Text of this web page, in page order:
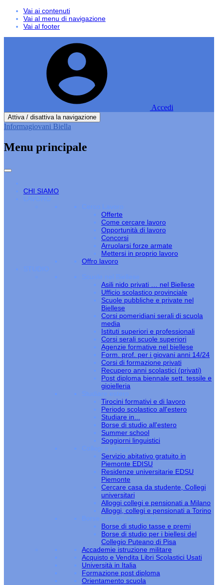
Vai ai contenuti
Vai al menu di navigazione
Vai al footer
Accedi
Attiva / disattiva la navigazione
Informagiovani Biella
Menu principale
CHI SIAMO
LAVORO
Cerco Lavoro
Offerte
Come cercare lavoro
Opportunità di lavoro
Concorsi
Arruolarsi forze armate
Mettersi in proprio lavoro
Offro lavoro
STUDIO
Scuole nel Biellese
Asili nido privati … nel Biellese
Ufficio scolastico provinciale
Scuole pubbliche e private nel
Biellese
Corsi pomeridiani serali di scuola
media
Istituti superiori e professionali
Corsi serali scuole superiori
Agenzie formative nel biellese
Form. prof. per i giovani anni 14/24
Corsi di formazione privati
Recupero anni scolastici (privati)
Post diploma biennale sett. tessile e
gioielleria
Studiare estero
Tirocini formativi e di lavoro
Periodo scolastico all'estero
Studiare in...
Borse di studio all'estero
Summer school
Soggiorni linguistici
Collegi e alloggi
Servizio abitativo gratuito in
Piemonte EDISU
Residenze universitarie EDSU
Piemonte
Cercare casa da studente, Collegi
universitari
Alloggi collegi e pensionati a Milano
Alloggi, collegi e pensionati a Torino
Borse e diritto allo studio
Borse di studio tasse e premi
Borse di studio per i biellesi del
Collegio Puteano di Pisa
Accademie istruzione militare
Acquisto e Vendita Libri Scolastici Usati
Università in Italia
Formazione post diploma
Orientamento scuola